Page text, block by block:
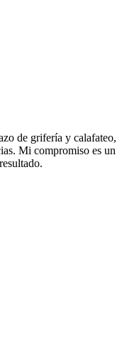
de grifería y calafateo,
Mi compromiso es un